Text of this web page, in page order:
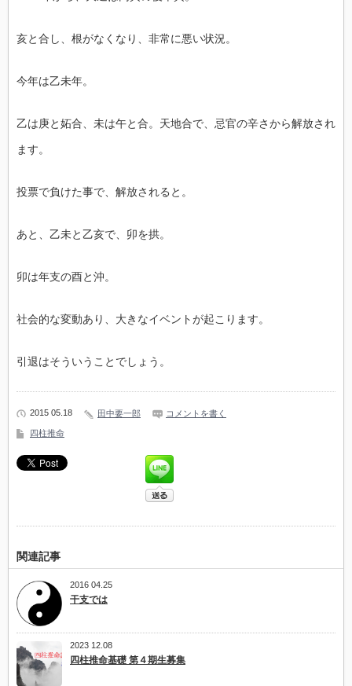
亥と合し、根がなくなり、非常に悪い状況。
今年は乙未年。
乙は庚と妬合、未は午と合。天地合で、忌官の辛さから解放され
ます。
投票で負けた事で、解放されると。
あと、乙未と乙亥で、卯を拱。
卯は年支の酉と沖。
社会的な変動あり、大きなイベントが起こります。
引退はそういうことでしょう。
2015 05.18 田中要一郎 コメントを書く
四柱推命
関連記事
2016 04.25
干支では
2023 12.08
四柱推命基礎 第４期生募集